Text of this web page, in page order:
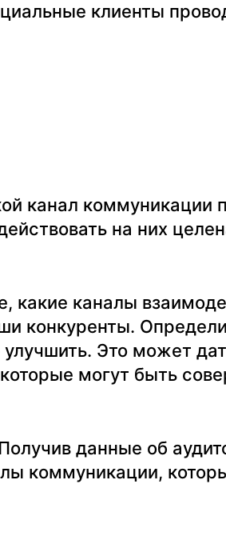
клиенты
канал коммуникации
на них
какие каналы
конкуренты.
Это может
могут быть
данные об
коммуникации,